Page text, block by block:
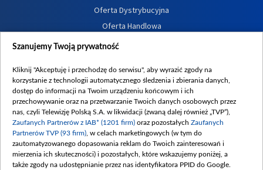
Oferta Dystrybucyjna
Oferta Handlowa
Dostępność
Procedura zgłoszeń wewnętrznych
Szanujemy Twoją prywatność
Kliknij "Akceptuję i przechodzę do serwisu", aby wyrazić zgody na
korzystanie z technologii automatycznego śledzenia i zbierania danych,
dostęp do informacji na Twoim urządzeniu końcowym i ich
przechowywanie oraz na przetwarzanie Twoich danych osobowych przez
nas, czyli Telewizję Polską S.A. w likwidacji (zwaną dalej również „TVP”),
Zaufanych Partnerów z IAB* (1201 firm) oraz pozostałych Zaufanych
Partnerów TVP (93 firm) , w celach marketingowych (w tym do
zautomatyzowanego dopasowania reklam do Twoich zainteresowań i
mierzenia ich skuteczności) i pozostałych, które wskazujemy poniżej, a
także zgody na udostępnianie przez nas identyfikatora PPID do Google.